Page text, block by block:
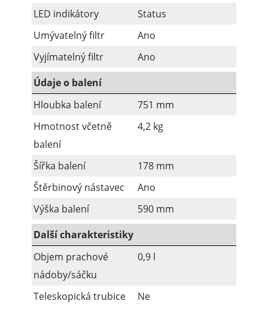
LED indikátory
Status
Umývatelný filtr
Ano
Vyjímatelný filtr
Ano
Údaje o balení
Hloubka balení
751 mm
Hmotnost včetně
balení
4,2 kg
Šířka balení
178 mm
Štěrbinový nástavec
Ano
Výška balení
590 mm
Další charakteristiky
Objem prachové
nádoby/sáčku
0,9 l
Teleskopická trubice Ne